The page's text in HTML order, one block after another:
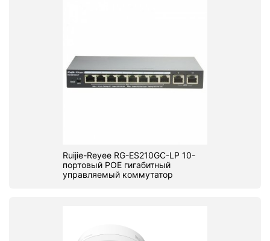
Ruijie-Reyee RG-ES210GC-LP 10-
портовый POE гигабитный
управляемый коммутатор